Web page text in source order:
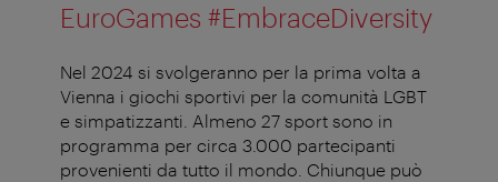
EuroGames #EmbraceDiversity
Nel 2024 si svolgeranno per la prima volta a
Vienna i giochi sportivi per la comunità LGBT
e simpatizzanti. Almeno 27 sport sono in
programma per circa 3.000 partecipanti
provenienti da tutto il mondo. Chiunque può